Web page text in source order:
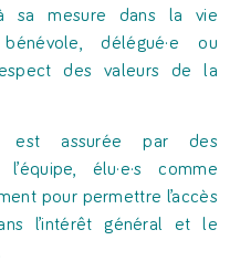
à sa mesure dans la vie
délégué·e ou
des valeurs de la
est assurée par des
l’équipe, élu·e·s comme
pour permettre l’accès
l’intérêt général et le